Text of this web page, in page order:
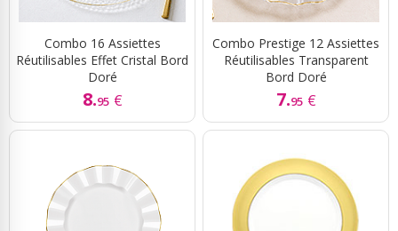
Combo 16 Assiettes
Réutilisables Effet Cristal Bord
Doré
8.95 €
Combo Prestige 12 Assiettes
Réutilisables Transparent
Bord Doré
7.95 €